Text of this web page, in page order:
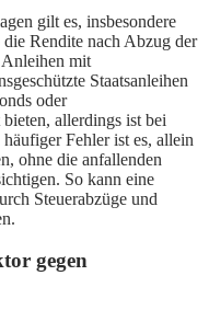
gilt es, insbesondere
Rendite nach Abzug der
mit
Staatsanleihen
oder
allerdings ist bei
Fehler ist es, allein
ohne die anfallenden
So kann eine
Steuerabzüge und
gegen